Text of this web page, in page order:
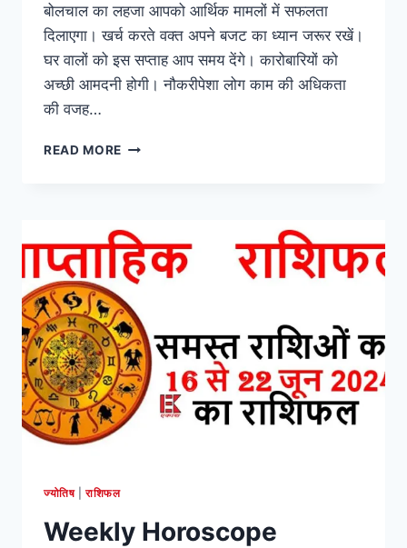
बोलचाल का लहजा आपको आर्थिक मामलों में सफलता
दिलाएगा। खर्च करते वक्त अपने बजट का ध्यान जरूर रखें।
घर वालों को इस सप्ताह आप समय देंगे। कारोबारियों को
अच्छी आमदनी होगी। नौकरीपेशा लोग काम की अधिकता
की वजह…
READ MORE WEEKLY
सभी
राशियों
का
23
से
29
जून
2024
तक
का
भविष्यफल
ज्योतिष|राशिफल
Weekly Horoscope